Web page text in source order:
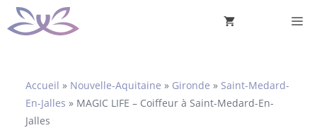
Aller
au
Accueil » Nouvelle-Aquitaine » Gironde » Saint-Medard-
En-Jalles » MAGIC LIFE – Coiffeur à Saint-Medard-En-
Jalles